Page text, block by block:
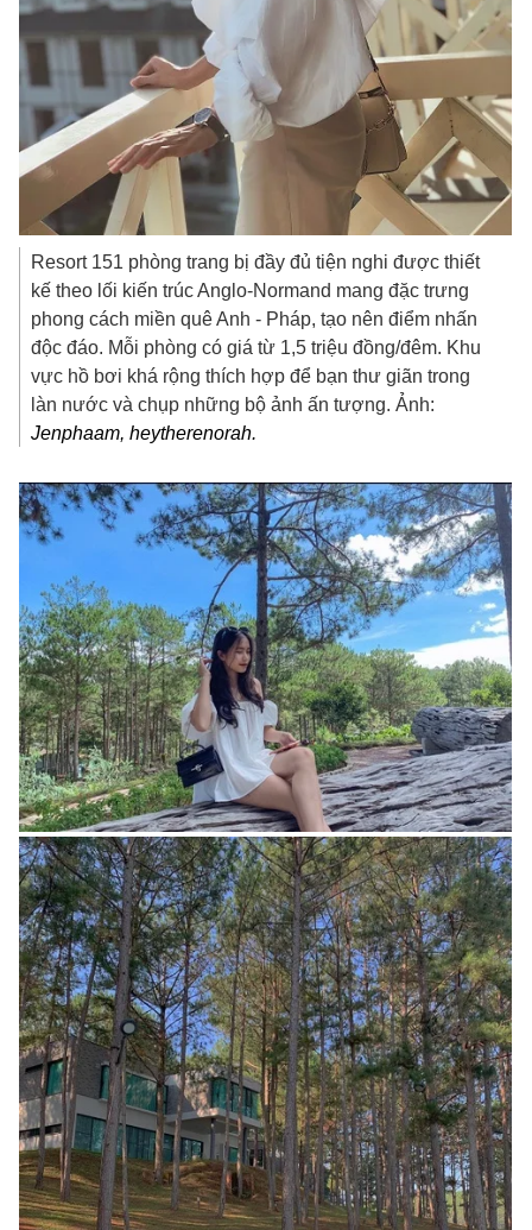
Resort 151 phòng trang bị đầy đủ tiện nghi được thiết
kế theo lối kiến trúc Anglo-Normand mang đặc trưng
phong cách miền quê Anh - Pháp, tạo nên điểm nhấn
độc đáo. Mỗi phòng có giá từ 1,5 triệu đồng/đêm. Khu
vực hồ bơi khá rộng thích hợp để bạn thư giãn trong
làn nước và chụp những bộ ảnh ấn tượng. Ảnh:
Jenphaam, heytherenorah.